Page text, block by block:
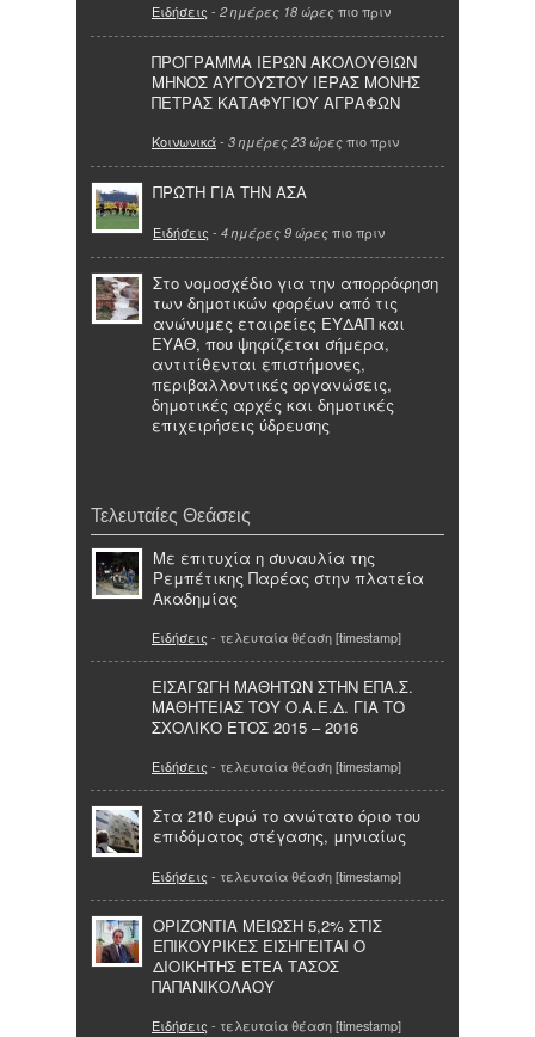
Ειδήσεις - 2 ημέρες 18 ώρες πιο πριν
ΠΡΟΓΡΑΜΜΑ ΙΕΡΩΝ ΑΚΟΛΟΥΘΙΩΝ
ΜΗΝΟΣ ΑΥΓΟΥΣΤΟΥ ΙΕΡΑΣ ΜΟΝΗΣ
ΠΕΤΡΑΣ ΚΑΤΑΦΥΓΙΟΥ ΑΓΡΑΦΩΝ
Κοινωνικά- 3 ημέρες 23 ώρες πιο πριν
ΠΡΩΤΗ ΓΙΑ ΤΗΝ ΑΣΑ
Ειδήσεις - 4 ημέρες 9 ώρες πιο πριν
Στο νομοσχέδιο για την απορρόφηση
των δημοτικών φορέων από τις
ανώνυμες εταιρείες ΕΥΔΑΠ και
ΕΥΑΘ, που ψηφίζεται σήμερα,
αντιτίθενται επιστήμονες,
περιβαλλοντικές οργανώσεις,
δημοτικές αρχές και δημοτικές
επιχειρήσεις ύδρευσης
Τελευταίες Θεάσεις
Με επιτυχία η συναυλία της
Ρεμπέτικης Παρέας στην πλατεία
Ακαδημίας
Ειδήσεις - τελευταία θέαση [timestamp]
ΕΙΣΑΓΩΓΗ ΜΑΘΗΤΩΝ ΣΤΗΝ ΕΠΑ.Σ.
ΜΑΘΗΤΕΙΑΣ ΤΟΥ Ο.Α.Ε.Δ. ΓΙΑ ΤΟ
ΣΧΟΛΙΚΟ ΕΤΟΣ 2015 – 2016
Ειδήσεις - τελευταία θέαση [timestamp]
Στα 210 ευρώ το ανώτατο όριο του
επιδόματος στέγασης, μηνιαίως
Ειδήσεις - τελευταία θέαση [timestamp]
ΟΡΙΖΟΝΤΙΑ ΜΕΙΩΣΗ 5,2% ΣΤΙΣ
ΕΠΙΚΟΥΡΙΚΕΣ ΕΙΣΗΓΕΙΤΑΙ Ο
ΔΙΟΙΚΗΤΗΣ ΕΤΕΑ ΤΑΣΟΣ
ΠΑΠΑΝΙΚΟΛΑΟΥ
Ειδήσεις - τελευταία θέαση [timestamp]